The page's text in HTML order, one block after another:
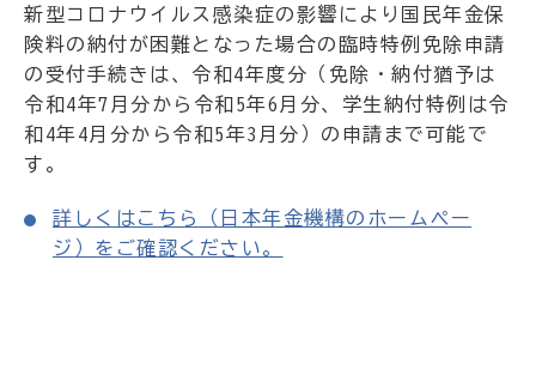
新型コロナウイルス感染症の影響により国民年金保
険料の納付が困難となった場合の臨時特例免除申請
の受付手続きは、令和4年度分（免除・納付猶予は
令和4年7月分から令和5年6月分、学生納付特例は令
和4年4月分から令和5年3月分）の申請まで可能で
す。
詳しくはこちら（日本年金機構のホームペー
ジ）をご確認ください。